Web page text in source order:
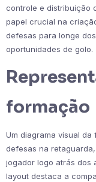
controle e distribuição
papel crucial na
defesas para longe
oportunidades de golo.
formação
Um diagrama visual
defesas na
jogador logo atrás dos
layout destaca a